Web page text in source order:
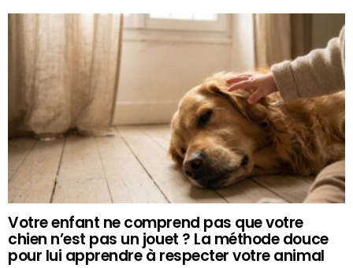
Votre enfant ne comprend pas que votre
chien n’est pas un jouet ? La méthode douce
pour lui apprendre à respecter votre animal